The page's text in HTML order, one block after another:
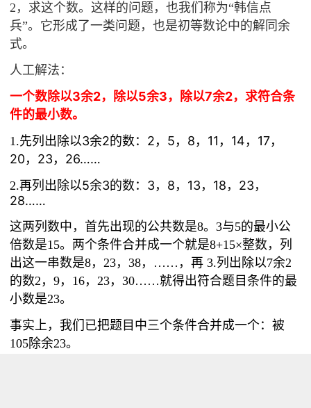
2，求这个数。这样的问题，也我们称为“韩信点
兵”。它形成了一类问题，也是初等数论中的解同余
式。
人工解法：
一个数除以3余2，除以5余3，除以7余2，求符合条
件的最小数。
1.先列出除以3余2的数：2，5，8，11，14，17，
20，23，26……
2.再列出除以5余3的数：3，8，13，18，23，
28……
这两列数中，首先出现的公共数是8。3与5的最小公
倍数是15。两个条件合并成一个就是8+15×整数， 列
出这一串数是8， 23，38，……，再 3.列出除以7余2
的数2 ，9， 16， 23，30……就得出符合题目条件的最
小数是23。
事实上，我们已把题目中三个条件合并成一个：被
105除余23。